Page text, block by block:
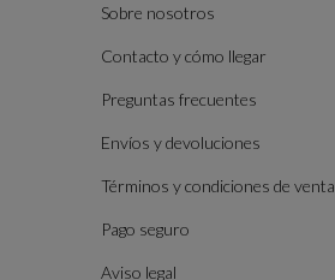
Sobre nosotros
Contacto y cómo llegar
Preguntas frecuentes
Envíos y devoluciones
Términos y condiciones de venta
Pago seguro
Aviso legal